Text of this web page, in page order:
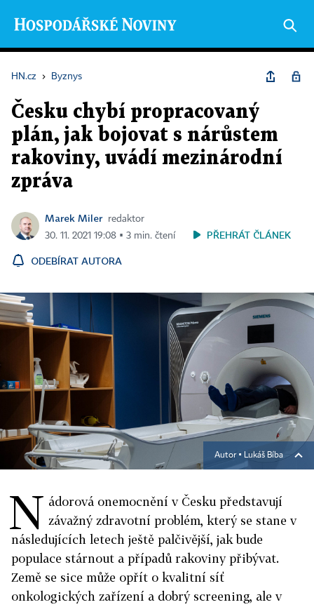
HN.cz › Byznys
Česku chybí propracovaný
plán, jak bojovat s nárůstem
rakoviny, uvádí mezinárodní
zpráva
Marek Miler
redaktor
30. 11. 2021 19:08 ▪ 3 min. čtení
PŘEHRÁT ČLÁNEK
ODEBÍRAT AUTORA
Autor ▪ Lukáš Bíba
N ádorová onemocnění v Česku představují
závažný zdravotní problém, který se stane v
následujících letech ještě palčivější, jak bude
populace stárnout a případů rakoviny přibývat.
Země se sice může opřít o kvalitní síť
onkologických zařízení a dobrý screening, ale v